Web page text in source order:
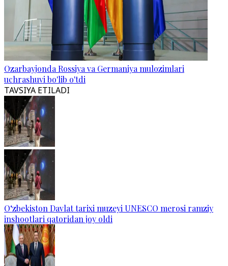
Ozarbayjonda Rossiya va Germaniya mulozimlari
uchrashuvi bo'lib o'tdi
TAVSIYA ETILADI
O‘zbekiston Davlat tarixi muzeyi UNESCO merosi ramziy
inshootlari qatoridan joy oldi